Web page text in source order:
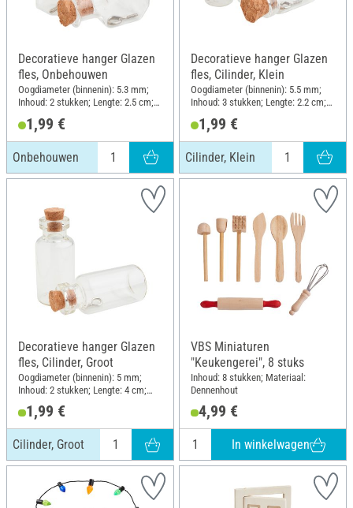
Decoratieve hanger Glazen
fles, Onbehouwen
Oogdiameter (binnenin): 5.3 mm;
Inhoud: 2 stukken; Lengte: 2.5 cm;
1,99 €
Onbehouwen
Decoratieve hanger Glazen
fles, Cilinder, Klein
Oogdiameter (binnenin): 5.5 mm;
Inhoud: 3 stukken; Lengte: 2.2 cm;
Materiaal: Glas
1,99 €
Cilinder, Klein
Decoratieve hanger Glazen
fles, Cilinder, Groot
Oogdiameter (binnenin): 5 mm;
Inhoud: 2 stukken; Lengte: 4 cm;
Diameter (buiten): 1.8 cm;
Materiaal: Glas
1,99 €
Cilinder, Groot
VBS Miniaturen
"Keukengerei", 8 stuks
Inhoud: 8 stukken; Materiaal:
Dennenhout
4,99 €
In winkelwagen